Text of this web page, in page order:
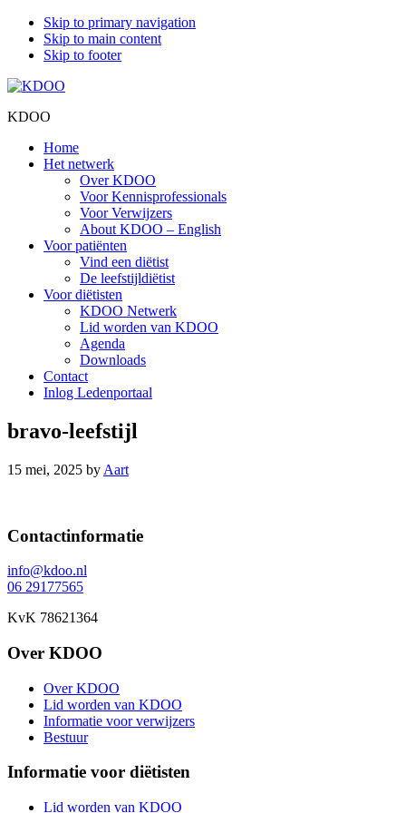
Skip to primary navigation
Skip to main content
Skip to footer
KDOO
Home
Het netwerk
Over KDOO
Voor Kennisprofessionals
Voor Verwijzers
About KDOO – English
Voor patiënten
Vind een diëtist
De leefstijldiëtist
Voor diëtisten
KDOO Netwerk
Lid worden van KDOO
Agenda
Downloads
Contact
Inlog Ledenportaal
bravo-leefstijl
15 mei, 2025 by Aart
Footer
Contactinformatie
info@kdoo.nl
06 29177565
KvK 78621364
Over KDOO
Over KDOO
Lid worden van KDOO
Informatie voor verwijzers
Bestuur
Informatie voor diëtisten
Lid worden van KDOO